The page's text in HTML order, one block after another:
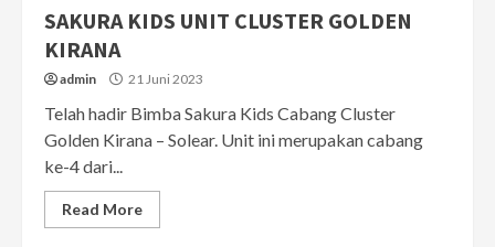
SAKURA KIDS UNIT CLUSTER GOLDEN
KIRANA
admin 21 Juni 2023
Telah hadir Bimba Sakura Kids Cabang Cluster
Golden Kirana – Solear. Unit ini merupakan cabang
ke-4 dari...
Read More